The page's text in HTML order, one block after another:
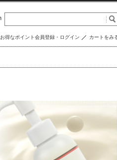
お得なポイント会員登録・ログイン カートをみ